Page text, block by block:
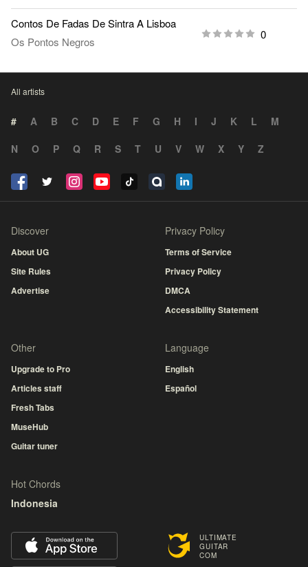
Contos De Fadas De Sintra A Lisboa
Os Pontos Negros
0
All artists
# A B C D E F G H I J K L
M
N
O P Q R S T U V W X Y Z
ULTIMATE
GUITAR
COM
Discover
About UG
Site Rules
Advertise
Privacy Policy
Terms of Service
Privacy Policy
DMCA
Accessibility Statement
Other
Upgrade to Pro
Articles staff
Fresh Tabs
MuseHub
Guitar tuner
Language
English
Español
Hot Chords
Indonesia